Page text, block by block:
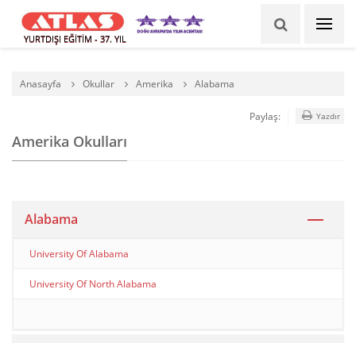
YURTDIŞI EĞİTİM - 37. YIL
Anasayfa Okullar Amerika Alabama
Amerika Okulları
Paylaş: Yazdır
Alabama
University Of Alabama
University Of North Alabama